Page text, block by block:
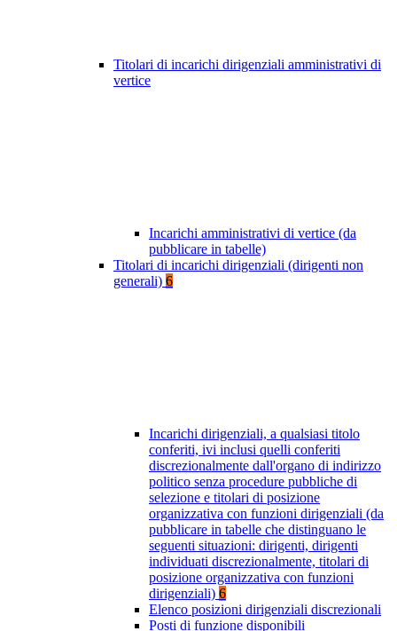
Titolari di incarichi dirigenziali amministrativi di
vertice
Incarichi amministrativi di vertice (da
pubblicare in tabelle)
Titolari di incarichi dirigenziali (dirigenti non
generali) 6
Incarichi dirigenziali, a qualsiasi titolo
conferiti, ivi inclusi quelli conferiti
discrezionalmente dall'organo di indirizzo
politico senza procedure pubbliche di
selezione e titolari di posizione
organizzativa con funzioni dirigenziali (da
pubblicare in tabelle che distinguano le
seguenti situazioni: dirigenti, dirigenti
individuati discrezionalmente, titolari di
posizione organizzativa con funzioni
dirigenziali) 6
Elenco posizioni dirigenziali discrezionali
Posti di funzione disponibili